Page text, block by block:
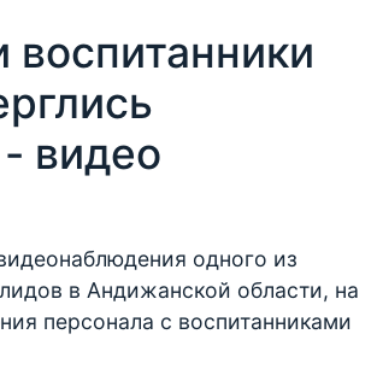
видео
одного из
в Андижанской области, на
персонала с воспитанниками